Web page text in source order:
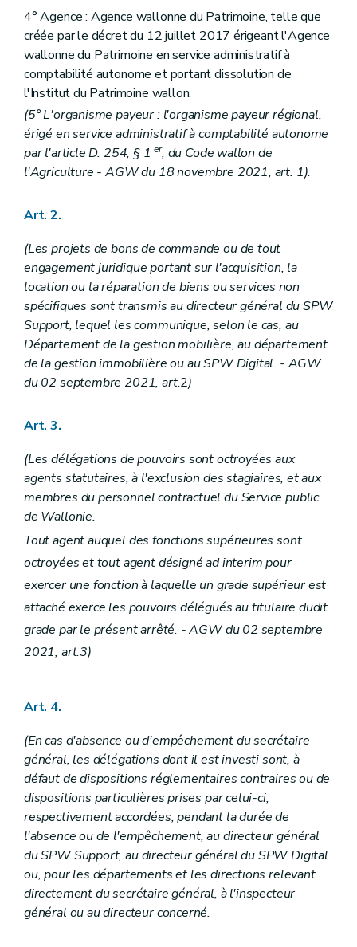
Art. 71
Art. 72
Art. 73
Art. 74
Art. 74/1
Chapitre IV Dispositions relatives au Service public de Wallonie Mobilité et Infrastructures
Section 1 re Délégations budgétaires
Art. 75
Art. 76
Art. 77
Art. 78
Art. 82
Art. 83
Art. 84
Art. 85
Art. 86
Art. 87
Art. 88
Art. 89
Art. 90
Art. 91
Art. 93
Art. 94
Art. 95
Art. 96
Art. 97
Art. 98
Sous-section 2
Dépenses inhérentes aux activités du Département de la Nature et des Forêts
Art. 99
Art. 100
Dépenses inhérentes aux activités du Département de l'Environnement et de l'Eau
Art. 101
Sous-section 4 Dépenses inhérentes aux activités du Département de la Police et des Contrôles
Art. 102
Art. 103
Art. 106
Art. 107
Art. 108
Art. 109
Art. 110
Sous-section 2
Département de l'Agriculture
Art. 111
Sous-section 3 Département de la Nature et des Forêts
Art. 112
Art. 113
Sous-section 4 Département du Sol et des Déchets
Art. 114
Sous-section 5 Département de l'Environnement et de l'Eau
4° Agence : Agence wallonne du Patrimoine, telle que
créée par le décret du 12 juillet 2017 érigeant l'Agence
wallonne du Patrimoine en service administratif à
comptabilité autonome et portant dissolution de
l'Institut du Patrimoine wallon.
(5° L'organisme payeur : l'organisme payeur régional,
érigé en service administratif à comptabilité autonome
par l'article D. 254, § 1er, du Code wallon de
l'Agriculture - AGW du 18 novembre 2021, art. 1).
Art. 2.
(Les projets de bons de commande ou de tout
engagement juridique portant sur l'acquisition, la
location ou la réparation de biens ou services non
spécifiques sont transmis au directeur général du SPW
Support, lequel les communique, selon le cas, au
Département de la gestion mobilière, au département
de la gestion immobilière ou au SPW Digital. - AGW
du 02 septembre 2021, art.2)
Art. 3.
(Les délégations de pouvoirs sont octroyées aux
agents statutaires, à l'exclusion des stagiaires, et aux
membres du personnel contractuel du Service public
de Wallonie.
Tout agent auquel des fonctions supérieures sont
octroyées et tout agent désigné ad interim pour
exercer une fonction à laquelle un grade supérieur est
attaché exerce les pouvoirs délégués au titulaire dudit
grade par le présent arrêté. - AGW du 02 septembre
2021, art.3)
Art. 4.
(En cas d'absence ou d'empêchement du secrétaire
général, les délégations dont il est investi sont, à
défaut de dispositions réglementaires contraires ou de
dispositions particulières prises par celui-ci,
respectivement accordées, pendant la durée de
l'absence ou de l'empêchement, au directeur général
du SPW Support, au directeur général du SPW Digital
ou, pour les départements et les directions relevant
directement du secrétaire général, à l'inspecteur
général ou au directeur concerné.